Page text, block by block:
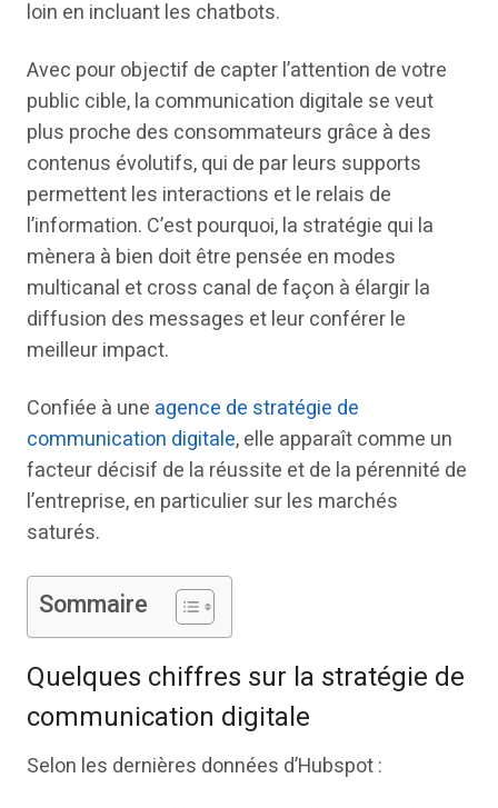
loin en incluant les chatbots.
Avec pour objectif de capter l’attention de votre
public cible, la communication digitale se veut
plus proche des consommateurs grâce à des
contenus évolutifs, qui de par leurs supports
permettent les interactions et le relais de
l’information. C’est pourquoi, la stratégie qui la
mènera à bien doit être pensée en modes
multicanal et cross canal de façon à élargir la
diffusion des messages et leur conférer le
meilleur impact.
Confiée à une agence de stratégie de
communication digitale, elle apparaît comme un
facteur décisif de la réussite et de la pérennité de
l’entreprise, en particulier sur les marchés
saturés.
Sommaire
Quelques chiffres sur la stratégie de
communication digitale
Selon les dernières données d’Hubspot :